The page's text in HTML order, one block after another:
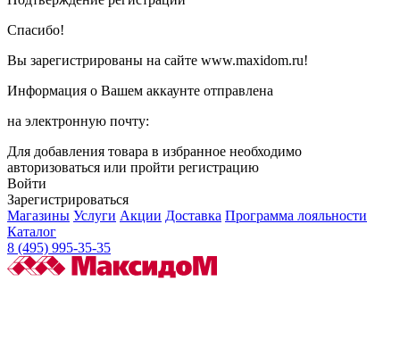
Спасибо!
Вы зарегистрированы на сайте www.maxidom.ru!
Информация о Вашем аккаунте отправлена
на электронную почту:
Для добавления товара в избранное необходимо
авторизоваться или пройти регистрацию
Войти
Зарегистрироваться
Магазины Услуги Акции Доставка Программа лояльности
Каталог
8 (495) 995-35-35